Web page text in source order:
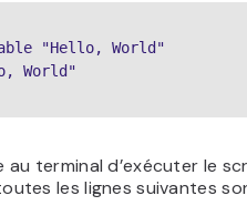
"Hello, World"
World"
au terminal d’exécuter le
les lignes suivantes